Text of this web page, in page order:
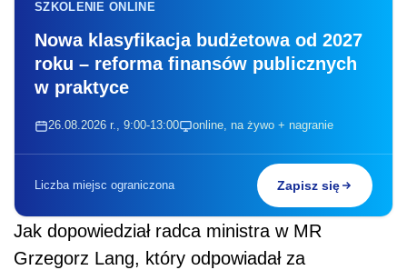
SZKOLENIE ONLINE
Nowa klasyfikacja budżetowa od 2027
roku – reforma finansów publicznych
w praktyce
26.08.2026 r., 9:00-13:00 online, na żywo + nagranie
Liczba miejsc ograniczona Zapisz się
Jak dopowiedział radca ministra w MR
Grzegorz Lang, który odpowiadał za